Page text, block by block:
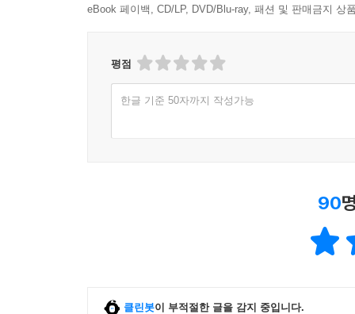
eBook 페이백, CD/LP, DVD/Blu-ray, 패션 및 판매금지 상
평점
한글 기준 50자까지 작성가능
90
클린봇이 부적절한 글을 감지 중입니다.